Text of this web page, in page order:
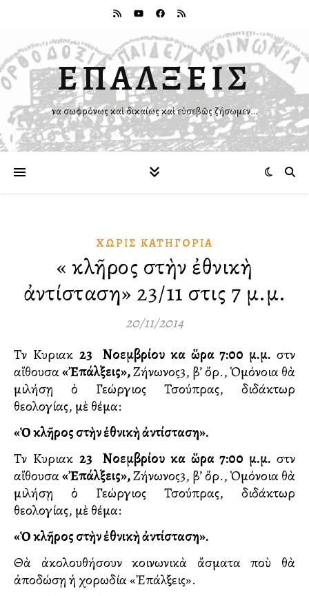
ΕΠΑΛΞΕΙΣ
Ἵνα σωφρόνως καὶ δικαίως καὶ εὐσεβῶς ζήσωμεν…
ΧΩΡΊΣ ΚΑΤΗΓΟΡΊΑ
«Ὁ κλῆρος στὴν ἐθνικὴ
ἀντίσταση» 23/11 στις 7 μ.μ.
20/11/2014
Τὴν Κυριακὴ 23Νοεμβρίου καὶ ὥρα7:00 μ.μ.στὴν
αἴθουσα«Ἐπάλξεις»,Ζήνωνος3, β’ ὄρ., Ὁμόνοια θὰ
μιλήσῃ ὁ Γεώργιος Τσούπρας, διδάκτωρ
θεολογίας, μὲ θέμα:
«Ὁ κλῆρος στὴν ἐθνικὴ ἀντίσταση».
Τὴν Κυριακὴ 23Νοεμβρίου καὶ ὥρα7:00 μ.μ.στὴν
αἴθουσα«Ἐπάλξεις»,Ζήνωνος3, β’ ὄρ., Ὁμόνοια θὰ
μιλήσῃ ὁ Γεώργιος Τσούπρας, διδάκτωρ
θεολογίας, μὲ θέμα:
«Ὁ κλῆρος στὴν ἐθνικὴ ἀντίσταση».
Θὰ ἀκολουθήσουν κοινωνικὰ ἄσματα ποὺ θὰ
ἀποδώσῃ ἡ χορωδία «Ἐπάλξεις».